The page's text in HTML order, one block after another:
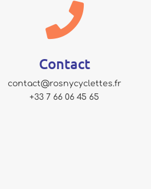

Contact
contact@rosnycyclettes.fr
+33 7 66 06 45 65